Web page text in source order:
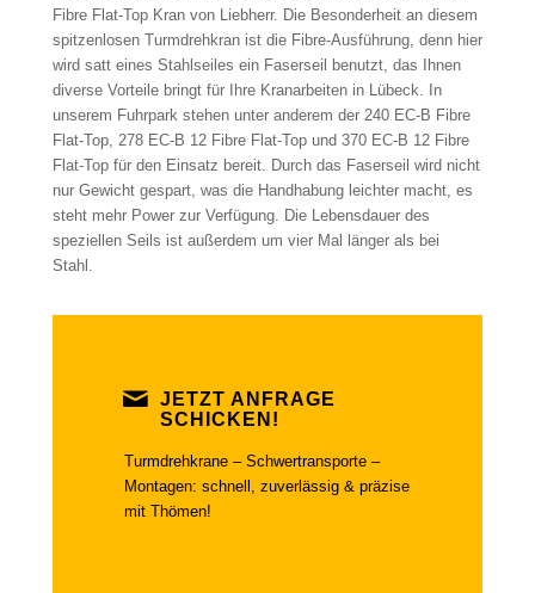
Fibre Flat-Top Kran von Liebherr. Die Besonderheit an diesem
spitzenlosen Turmdrehkran ist die Fibre-Ausführung, denn hier
wird satt eines Stahlseiles ein Faserseil benutzt, das Ihnen
diverse Vorteile bringt für Ihre Kranarbeiten in Lübeck. In
unserem Fuhrpark stehen unter anderem der 240 EC-B Fibre
Flat-Top, 278 EC-B 12 Fibre Flat-Top und 370 EC-B 12 Fibre
Flat-Top für den Einsatz bereit. Durch das Faserseil wird nicht
nur Gewicht gespart, was die Handhabung leichter macht, es
steht mehr Power zur Verfügung. Die Lebensdauer des
speziellen Seils ist außerdem um vier Mal länger als bei
Stahl.
JETZT ANFRAGE
SCHICKEN!
Turmdrehkrane – Schwertransporte –
Montagen: schnell, zuverlässig & präzise
mit Thömen!